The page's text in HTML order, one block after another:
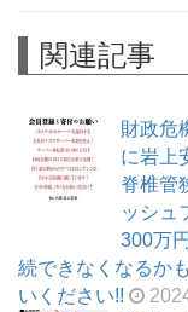
関連記事
財政危
に岩上
脊椎管
ッシュ
300万
続できなくなるか
いください!!